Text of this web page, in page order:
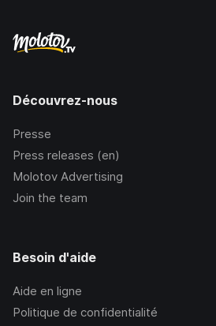
Découvrez-nous
Presse
Press releases (en)
Molotov Advertising
Join the team
Besoin d'aide
Aide en ligne
Politique de confidentialité